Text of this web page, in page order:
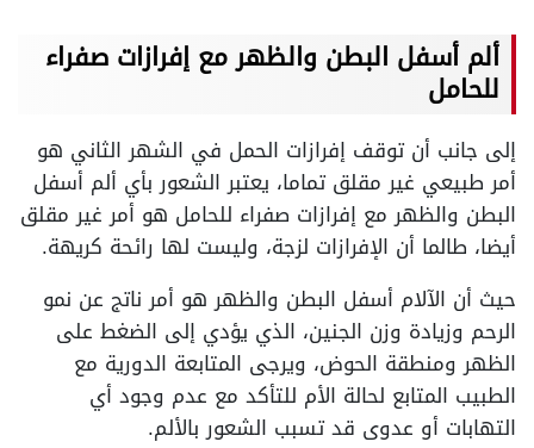
ألم أسفل البطن والظهر مع إفرازات صفراء
للحامل
إلى جانب أن توقف إفرازات الحمل في الشهر الثاني هو
أمر طبيعي غير مقلق تماما، يعتبر الشعور بأي ألم أسفل
البطن والظهر مع إفرازات صفراء للحامل هو أمر غير مقلق
أيضا، طالما أن الإفرازات لزجة، وليست لها رائحة كريهة.
حيث أن الآلام أسفل البطن والظهر هو أمر ناتج عن نمو
الرحم وزيادة وزن الجنين، الذي يؤدي إلى الضغط على
الظهر ومنطقة الحوض، ويرجى المتابعة الدورية مع
الطبيب المتابع لحالة الأم للتأكد مع عدم وجود أي
التهابات أو عدوى قد تسبب الشعور بالألم.